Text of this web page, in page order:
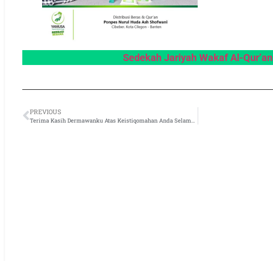
Sedekah Jariyah Wakaf Al-Qur’an
PREVIOUS
Terima Kasih Dermawanku Atas Keistiqomahan Anda Selama Bulan Juli 2024